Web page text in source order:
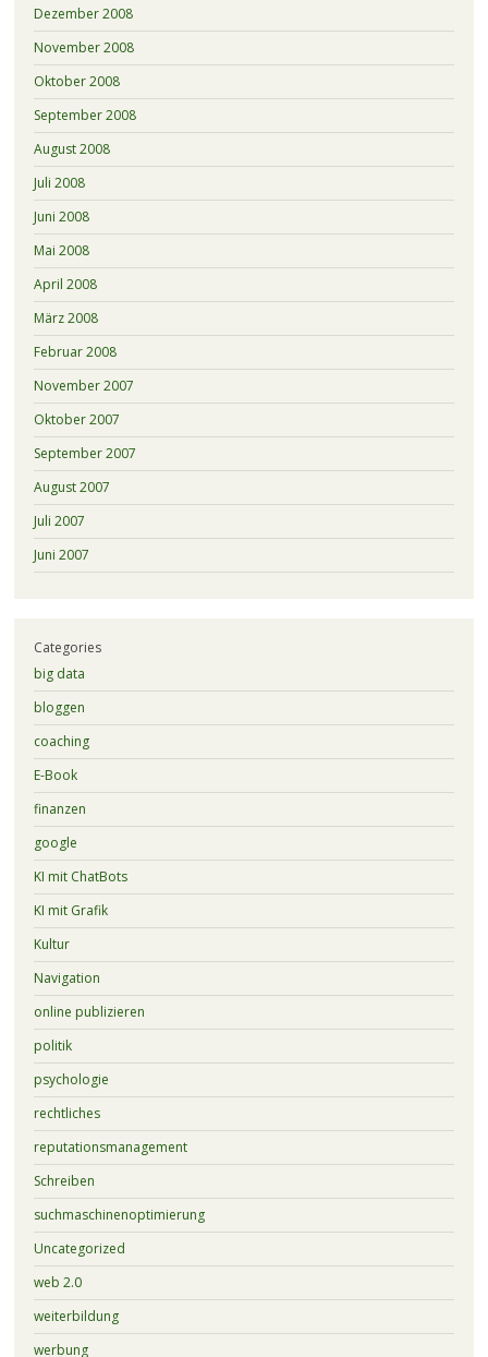
Dezember 2008
November 2008
Oktober 2008
September 2008
August 2008
Juli 2008
Juni 2008
Mai 2008
April 2008
März 2008
Februar 2008
November 2007
Oktober 2007
September 2007
August 2007
Juli 2007
Juni 2007
Categories
big data
bloggen
coaching
E-Book
finanzen
google
KI mit ChatBots
KI mit Grafik
Kultur
Navigation
online publizieren
politik
psychologie
rechtliches
reputationsmanagement
Schreiben
suchmaschinenoptimierung
Uncategorized
web 2.0
weiterbildung
werbung